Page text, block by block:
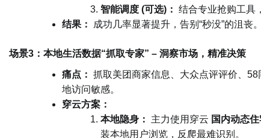
智能调度 (可选)： 结合专业抢购工具
结果：
成功几率显著提升，告别“秒没”的沮丧。
场景3：本地生活数据“抓取专家” – 洞察市场，精准决策
痛点： 抓取美团商家信息、大众点评评价、
地访问敏感。
穿云方案：
本地隐身：
主力使用穿云 国内动态
装本地用户浏览，反爬最难识别。